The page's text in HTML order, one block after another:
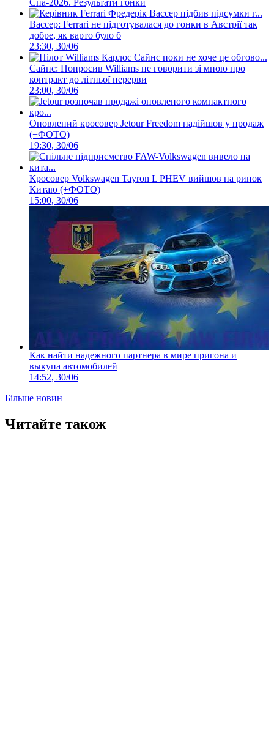
Спа-2026. Результати гонки
Вассер: Ferrari не підготувалася до гонки в Австрії так
добре, як варто було б
23:30, 30/06
Сайнс: Попросив Williams не говорити зі мною про
контракт до літньої перерви
23:00, 30/06
Оновлений кросовер Jetour Freedom надійшов у продаж
(+ФОТО)
19:30, 30/06
Кросовер Volkswagen Tayron L PHEV вийшов на ринок
Китаю (+ФОТО)
15:00, 30/06
Как найти надежного партнера в мире пригона и
выкупа автомобилей
14:52, 30/06
Більше новин
Читайте також